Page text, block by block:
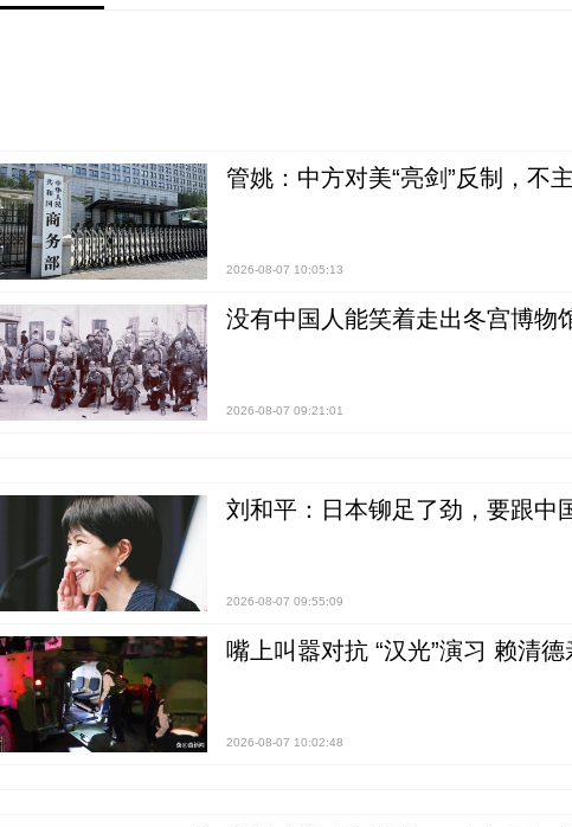
管姚：中方对美“亮剑”反制，不
2026-08-07 10:05:13
没有中国人能笑着走出冬宫博物
2026-08-07 09:21:01
刘和平：日本铆足了劲，要跟中
2026-08-07 09:55:09
嘴上叫嚣对抗 “汉光”演习 赖清
2026-08-07 10:02:48